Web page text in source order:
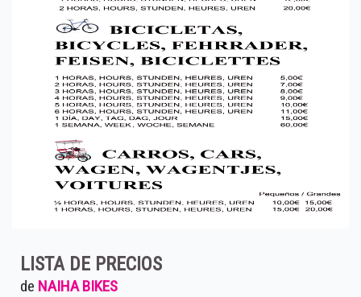
LISTA DE PRECIOS
de NAIHA BIKES